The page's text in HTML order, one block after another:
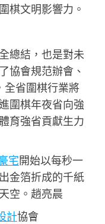
棋文明影響力。
總結，也是對未
協會規范辦會、
全省圍棋行業將
圍棋年夜省向強
育強省貢獻生力
宅開始以每秒一
金箔折成的千紙
空。趙亮晨
計協會